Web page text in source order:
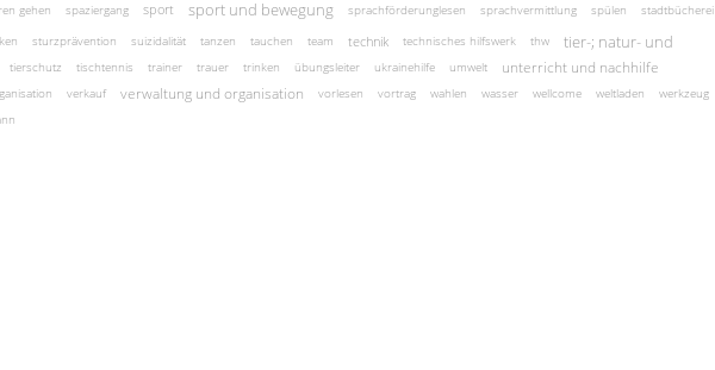
gehen spaziergang sport sport und bewegung sprachförderunglesen sprachvermittlung spülen
stadtbücherei
sturzprävention suizidalität tanzen tauchen team technik technisches hilfswerk thw
tier-; natur- und
tierschutz tischtennis trainer trauer trinken übungsleiter ukrainehilfe umwelt unterricht und nachhilfe
verkauf verwaltung und organisation vorlesen vortrag wahlen wasser wellcome weltladen
werkzeug